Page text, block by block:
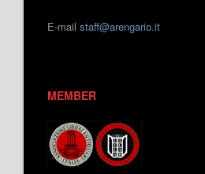
E-mail staff@arengario.it
MEMBER